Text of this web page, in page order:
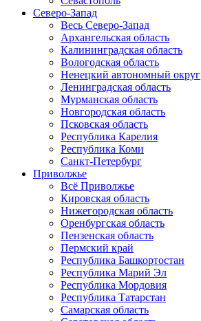
Северо-Запад
Весь Северо-Запад
Архангельская область
Калининградская область
Вологодская область
Ненецкий автономный округ
Ленинградская область
Мурманская область
Новгородская область
Псковская область
Республика Карелия
Республика Коми
Санкт-Петербург
Приволжье
Всё Приволжье
Кировская область
Нижегородская область
Оренбургская область
Пензенская область
Пермский край
Республика Башкортостан
Республика Марий Эл
Республика Мордовия
Республика Татарстан
Самарская область